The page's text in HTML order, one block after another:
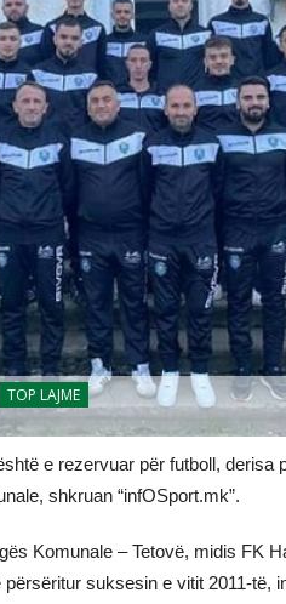
TOP LAJME
e rezervuar për futboll, derisa
shkruan “infOSport.mk”.
Komunale – Tetovë, midis FK
suksesin e vitit 2011-të,